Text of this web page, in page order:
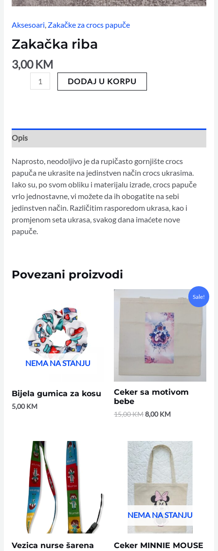
Aksesoari, Zakačke za crocs papuče
Zakačka riba
3,00KM
DODAJ U KORPU
Opis
Naprosto, neodoljivo je da rupičasto gornjište crocs
papuča ne ukrasite na jedinstven način crocs ukrasima.
Iako su, po svom obliku i materijalu izrade, crocs papuče
vrlo jednostavne, vi možete da ih obogatite na sebi
jedinstven način. Različitim rasporedom ukrasa, kao i
promjenom seta ukrasa, svakog dana imaćete nove
papuče.
Povezani proizvodi
NEMA NA STANJU
Bijela gumica za kosu
5,00KM
Sale!
Ceker sa motivom
bebe
15,00KM
price
was:
15,00 KM.
8,00KM
Current
price
8,00 KM.
Vezica nurse šarena
NEMA NA STANJU
Ceker MINNIE MOUSE